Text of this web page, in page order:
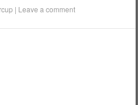
| Leave a comment